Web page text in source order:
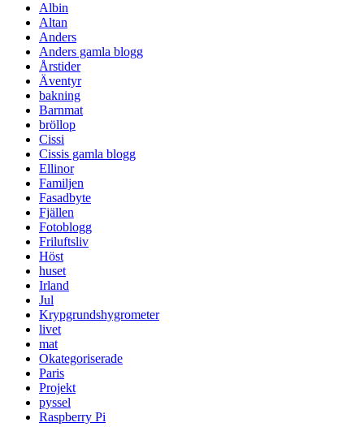
Albin
Altan
Anders
Anders gamla blogg
Årstider
Äventyr
bakning
Barnmat
bröllop
Cissi
Cissis gamla blogg
Ellinor
Familjen
Fasadbyte
Fjällen
Fotoblogg
Friluftsliv
Höst
huset
Irland
Jul
Krypgrundshygrometer
livet
mat
Okategoriserade
Paris
Projekt
pyssel
Raspberry Pi